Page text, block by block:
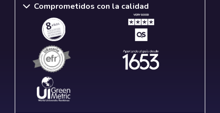
Comprometidos con la calidad